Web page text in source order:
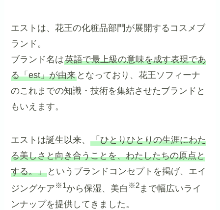
エストは、花王の化粧品部門が展開するコスメブ
ランド。
ブランド名は英語で最上級の意味を成す表現であ
る「est」が由来 となっており、花王ソフィーナ
のこれまでの知識・技術を集結させたブランドと
もいえます。
エストは誕生以来、「ひとりひとりの生涯にわた
る美しさと向き合うことを、わたしたちの原点と
する。」 というブランドコンセプトを掲げ、エイ
ジングケア※1から保湿、美白 ※2まで幅広いライ
ンナップを提供してきました。